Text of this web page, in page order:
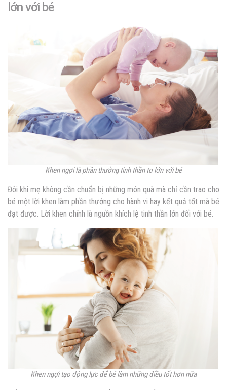
lớn với bé
Khen ngợi là phần thưởng tinh thần to lớn với bé
Đôi khi mẹ không cần chuẩn bị những món quà mà chỉ cần trao cho
bé một lời khen làm phần thưởng cho hành vi hay kết quả tốt mà bé
đạt được. Lời khen chính là nguồn khích lệ tinh thần lớn đối với bé.
Khen ngợi tạo động lực để bé làm những điều tốt hơn nữa